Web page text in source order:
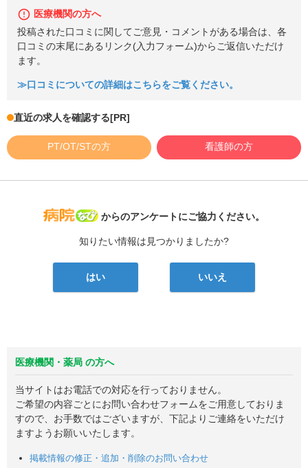
医療機関の方へ
投稿された口コミに関してご意見・コメントがある場合は、各
口コミの末尾にあるリンク(入力フォーム)からご返信いただけ
ます。
≫口コミについての詳細はこちらをご覧ください。
直近の求人を確認する[PR]
PT/OT/STの方 看護師の方
病院なび
からのアンケートにご協力ください。
知りたい情報は見つかりましたか?
はい いいえ
医療機関・薬局 の方へ
当サイトはお電話での対応を行っておりません。
ご希望の内容ごとにお問い合わせフォームをご用意しておりま
すので、お手数ではございますが、下記よりご連絡をいただけ
ますようお願いいたします。
掲載情報の修正・追加・削除のお問い合わせ